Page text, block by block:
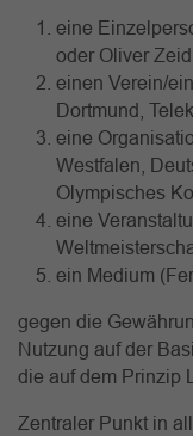
eine
oder Oliver
einen Verein/
Dortmund,
eine
Westfalen,
Olympisches
eine
ein Medium
gegen die
Nutzung auf der
die auf dem Prinzip
Zentraler Punkt in